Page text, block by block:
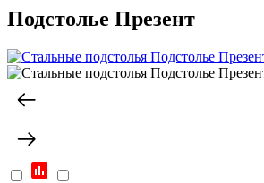
Подстолье Презент